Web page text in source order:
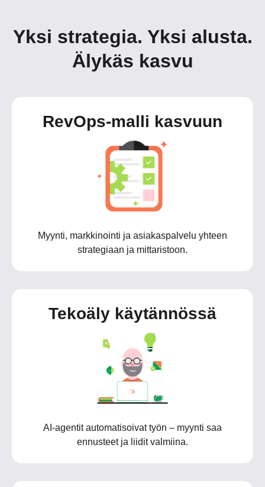
Yksi strategia. Yksi alusta.
Älykäs kasvu
RevOps-malli kasvuun
Myynti, markkinointi ja asiakaspalvelu yhteen
strategiaan ja mittaristoon.
Tekoäly käytännössä
AI-agentit automatisoivat työn – myynti saa
ennusteet ja liidit valmiina.